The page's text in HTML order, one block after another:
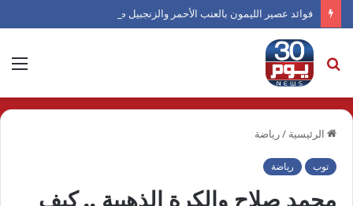
فوائد عصير الليمون بالعنب الأحمر والزنجبيل صيفًا
بحث
عن
الرئيسية /رياضة
توب رياضة
محمد صلاح والكرة الذهبية .. كيف